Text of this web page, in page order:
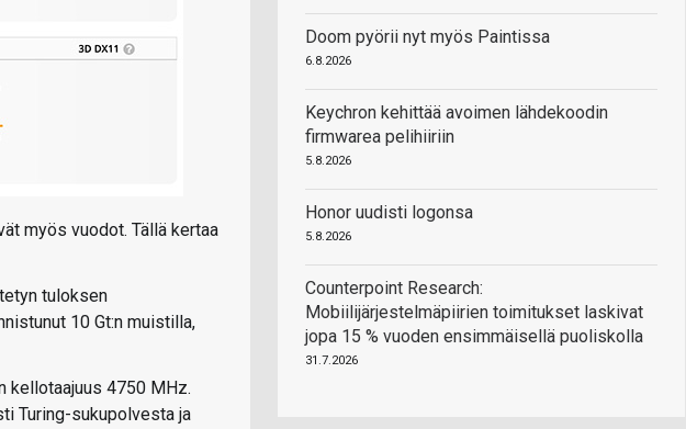
myös vuodot. Tällä kertaa
tuloksen
10 Gt:n muistilla,
kellotaajuus 4750 MHz.
Turing-sukupolvesta ja
Doom pyörii nyt myös Paintissa
6.8.2026
Keychron kehittää avoimen lähdekoodin
firmwarea pelihiiriin
5.8.2026
Honor uudisti logonsa
5.8.2026
Counterpoint Research:
Mobiilijärjestelmäpiirien toimitukset laskivat
jopa 15 % vuoden ensimmäisellä puoliskolla
31.7.2026